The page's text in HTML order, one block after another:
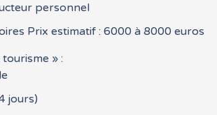
personnel
Prix estimatif : 6000 à 8000 euros
» :
jours)